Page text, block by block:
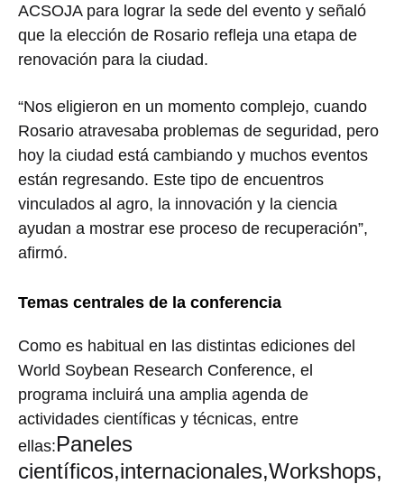
ACSOJA para lograr la sede del evento y señaló
que la elección de Rosario refleja una etapa de
renovación para la ciudad.
“Nos eligieron en un momento complejo, cuando
Rosario atravesaba problemas de seguridad, pero
hoy la ciudad está cambiando y muchos eventos
están regresando. Este tipo de encuentros
vinculados al agro, la innovación y la ciencia
ayudan a mostrar ese proceso de recuperación”,
afirmó.
Temas centrales de la conferencia
Como es habitual en las distintas ediciones del
World Soybean Research Conference, el
programa incluirá una amplia agenda de
actividades científicas y técnicas, entre
ellas:Paneles
científicos,internacionales,Workshops,